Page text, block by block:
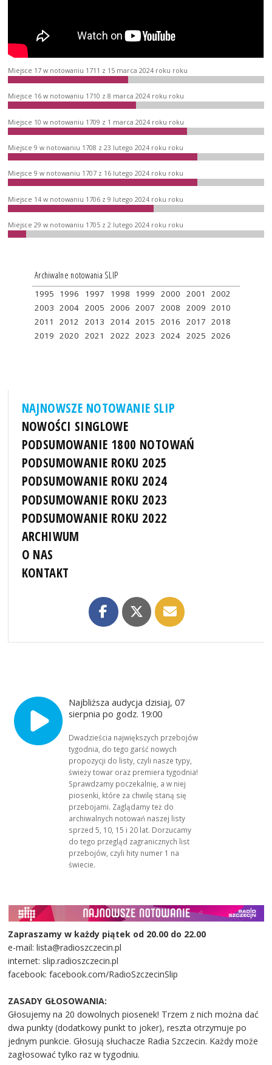
Miejsce 17 w notowaniu 1711 z 15 marca 2024 roku roku
Miejsce 16 w notowaniu 1710 z 8 marca 2024 roku roku
Miejsce 10 w notowaniu 1709 z 1 marca 2024 roku roku
Miejsce 9 w notowaniu 1708 z 23 lutego 2024 roku roku
Miejsce 9 w notowaniu 1707 z 16 lutego 2024 roku roku
Miejsce 14 w notowaniu 1706 z 9 lutego 2024 roku roku
Miejsce 29 w notowaniu 1705 z 2 lutego 2024 roku roku
Archiwalne notowania SLIP
1995 1996 1997 1998 1999 2000 2001
2002
2003 2004 2005 2006 2007 2008 2009 2010
2011
2012 2013 2014 2015 2016 2017 2018
2019 2020 2021 2022 2023 2024 2025 2026
NAJNOWSZE NOTOWANIE SLIP
NOWOŚCI SINGLOWE
PODSUMOWANIE 1800 NOTOWAŃ
PODSUMOWANIE ROKU 2025
PODSUMOWANIE ROKU 2024
PODSUMOWANIE ROKU 2023
PODSUMOWANIE ROKU 2022
ARCHIWUM
O NAS
KONTAKT
Najbliższa audycja dzisiaj, 07
sierpnia po godz. 19:00
Dwadzieścia największych przebojów
tygodnia, do tego garść nowych
propozycji do listy, czyli nasze typy,
świeży towar oraz premiera tygodnia!
Sprawdzamy poczekalnię, a w niej
piosenki, które za chwilę staną się
przebojami. Zaglądamy też do
archiwalnych notowań naszej listy
sprzed 5, 10, 15 i 20 lat. Dorzucamy
do tego przegląd zagranicznych list
przebojów, czyli hity numer 1 na
świecie.
Zapraszamy w każdy piątek od 20.00 do 22.00
e-mail: lista@radioszczecin.pl
internet: slip.radioszczecin.pl
facebook: facebook.com/RadioSzczecinSlip
ZASADY GŁOSOWANIA:
Głosujemy na 20 dowolnych piosenek! Trzem z nich można dać
dwa punkty (dodatkowy punkt to joker), reszta otrzymuje po
jednym punkcie. Głosują słuchacze Radia Szczecin. Każdy może
zagłosować tylko raz w tygodniu.